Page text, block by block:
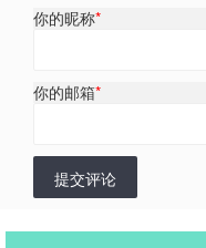
你的昵称*
你的邮箱*
提交评论